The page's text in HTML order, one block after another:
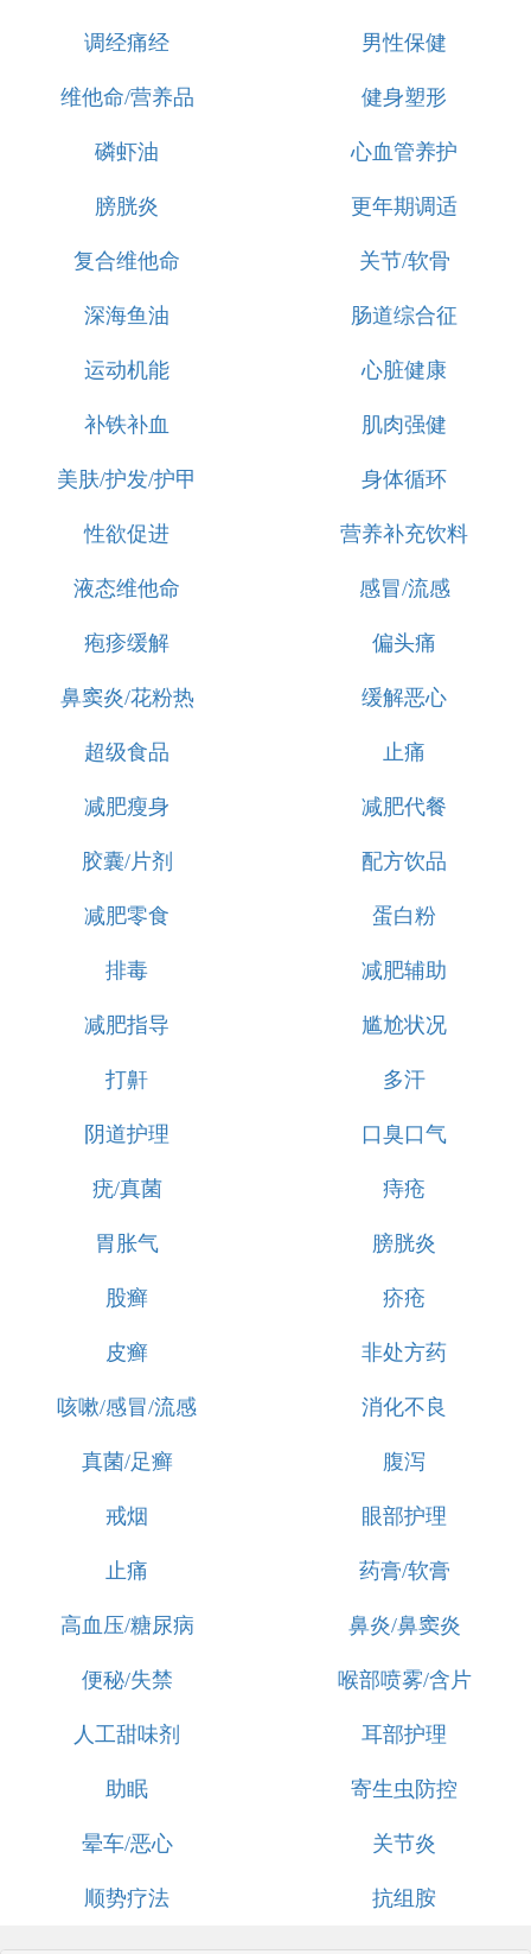
调经痛经 男性保健
维他命/营养品 健身塑形
磷虾油 心血管养护
膀胱炎 更年期调适
复合维他命 关节/软骨
深海鱼油 肠道综合征
运动机能 心脏健康
补铁补血 肌肉强健
美肤/护发/护甲 身体循环
性欲促进 营养补充饮料
液态维他命 感冒/流感
疱疹缓解 偏头痛
鼻窦炎/花粉热 缓解恶心
超级食品 止痛
减肥瘦身 减肥代餐
胶囊/片剂 配方饮品
减肥零食 蛋白粉
排毒 减肥辅助
减肥指导 尴尬状况
打鼾 多汗
阴道护理 口臭口气
疣/真菌 痔疮
胃胀气 膀胱炎
股癣 疥疮
皮癣 非处方药
咳嗽/感冒/流感 消化不良
真菌/足癣 腹泻
戒烟 眼部护理
止痛 药膏/软膏
高血压/糖尿病 鼻炎/鼻窦炎
便秘/失禁 喉部喷雾/含片
人工甜味剂 耳部护理
助眠 寄生虫防控
晕车/恶心 关节炎
顺势疗法 抗组胺